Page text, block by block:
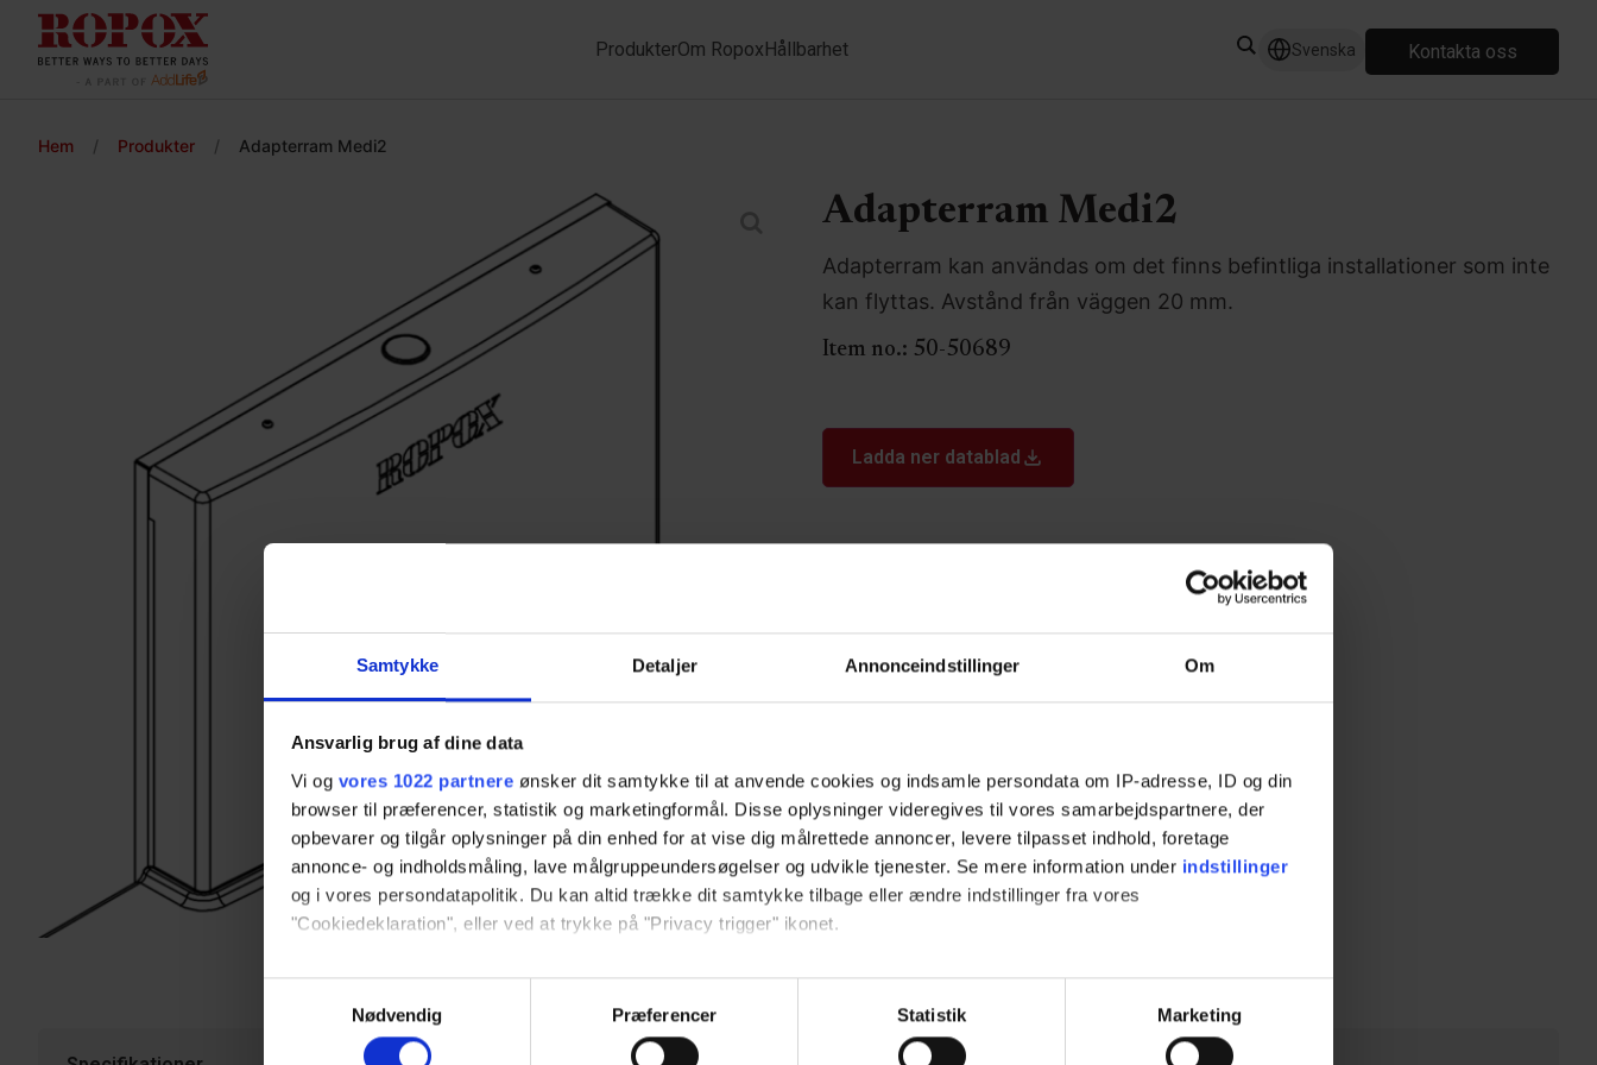
Samtykke Detaljer Annonceindstillinger Om
Ansvarlig brug af dine data
Vi og vores 1022 partnere ønsker dit samtykke til at anvende cookies og indsamle persondata om IP-adresse, ID og din
browser til præferencer, statistik og marketingformål. Disse oplysninger videregives til vores samarbejdspartnere, der
opbevarer og tilgår oplysninger på din enhed for at vise dig målrettede annoncer, levere tilpasset indhold, foretage
annonce- og indholdsmåling, lave målgruppeundersøgelser og udvikle tjenester. Se mere information under indstillinger
og i vores persondatapolitik. Du kan altid trække dit samtykke tilbage eller ændre indstillinger fra vores
"Cookiedeklaration", eller ved at trykke på "Privacy trigger" ikonet.
Hvis du tillader det, vil vi også gerne:
Indsamle præcise oplysninger om din placering, der kan være nøjagtig inden for få meter
Identificere din enhed baseret på en scanning af dens unikke karakteristika (fingerprinting)
Nødvendig
Præferencer Statistik Marketing
ProdukterOm RopoxHållbarhet Svenska Kontakta oss
Hem / Produkter / Adapterram Medi2
Adapterram Medi2
Adapterram kan användas om det finns befintliga installationer som inte
kan flyttas. Avstånd från väggen 20 mm.
Item no.: 50-50689
Ladda ner datablad